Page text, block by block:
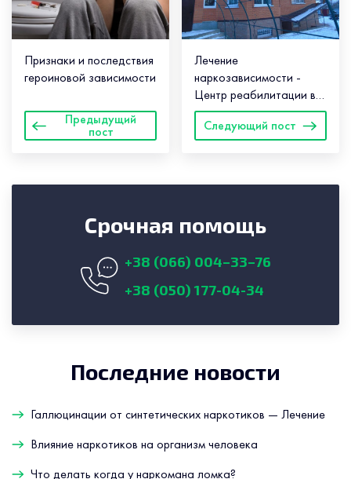
Признаки и последствия
героиновой зависимости
Предыдущий
пост
Лечение
наркозависимости -
Центр реабилитации в
Киеве
Следующий пост
Срочная помощь
+38 (066) 004–33–76
+38 (050) 177-04-34
Последние новости
Галлюцинации от синтетических наркотиков — Лечение
Влияние наркотиков на организм человека
Что делать когда у наркомана ломка?